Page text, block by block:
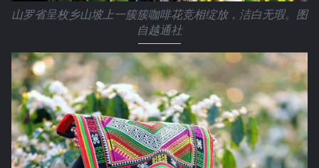
山罗省呈枚乡山坡上一簇簇咖啡花竞相绽放，洁白无瑕。图
自越通社